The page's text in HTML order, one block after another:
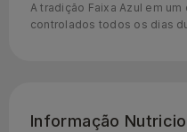
A tradição Faixa Azul em
controlados todos os dias
Informação